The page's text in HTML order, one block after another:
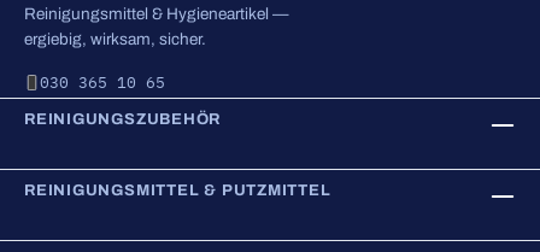
Reinigungsmittel & Hygieneartikel —
ergiebig, wirksam, sicher.
030 365 10 65
REINIGUNGSZUBEHÖR
REINIGUNGSMITTEL & PUTZMITTEL